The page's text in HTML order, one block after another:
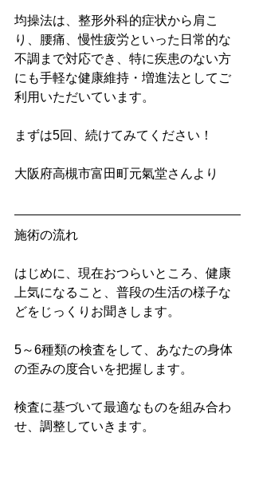
均操法は、整形外科的症状から肩こ
り、腰痛、慢性疲労といった日常的な
不調まで対応でき、特に疾患のない方
にも手軽な健康維持・増進法としてご
利用いただいています。
まずは5回、続けてみてください！
大阪府高槻市富田町元氣堂さんより
施術の流れ
はじめに、現在おつらいところ、健康
上気になること、普段の生活の様子な
どをじっくりお聞きします。
5～6種類の検査をして、あなたの身体
の歪みの度合いを把握します。
検査に基づいて最適なものを組み合わ
せ、調整していきます。